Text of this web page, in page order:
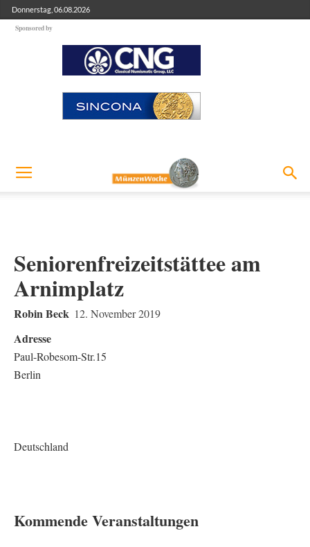
Donnerstag, 06.08.2026
Sponsored by
Seniorenfreizeitstättee am
Arnimplatz
Robin Beck 12. November 2019
Adresse
Paul-Robesom-Str.15
Berlin
Deutschland
Kommende Veranstaltungen